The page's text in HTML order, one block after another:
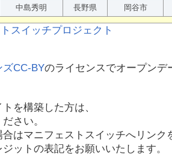
中島秀明 長野県 岡谷市
ズCC-BYのライセンスでオープンデ
を構築した方は、
さい。
はマニフェストスイッチへリンク
ットの表記をお願いいたします。